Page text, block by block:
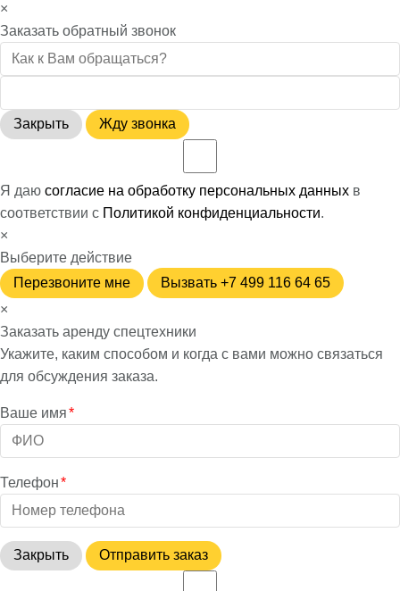
×
Заказать обратный звонок
Закрыть Жду звонка
Я даю согласие на обработку персональных данных в
соответствии с Политикой конфиденциальности.
×
Выберите действие
Перезвоните мне
Вызвать +7 499 116 64 65
×
Заказать аренду спецтехники
Укажите, каким способом и когда с вами можно связаться
для обсуждения заказа.
Ваше имя*
Телефон*
Закрыть Отправить заказ